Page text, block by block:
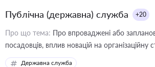
Публічна (державна) служба +20
Про що тема: Про впроваджені або
посадовців, вплив новацій на
Державна служба